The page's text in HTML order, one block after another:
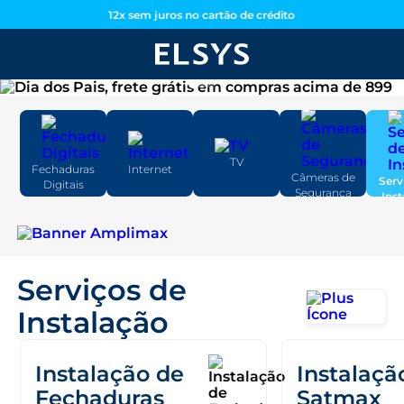
12x sem juros no cartão de crédito
Fechaduras
Digitais
Internet
TV
Câmeras de
Segurança
Serviços de
Instalação
Instalação de
Fechaduras
Satmax